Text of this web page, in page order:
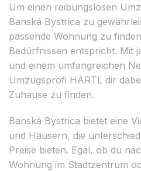
Um einen reibungslosen
Banská Bystrica zu
passende Wohnung zu
Bedürfnissen entspricht. Mit
und einem umfangreichen
Umzugsprofi HÄRTL dir
Zuhause zu finden.
Banská Bystrica bietet eine
und Häusern, die
Preise bieten. Egal, ob du
Wohnung im Stadtzentrum